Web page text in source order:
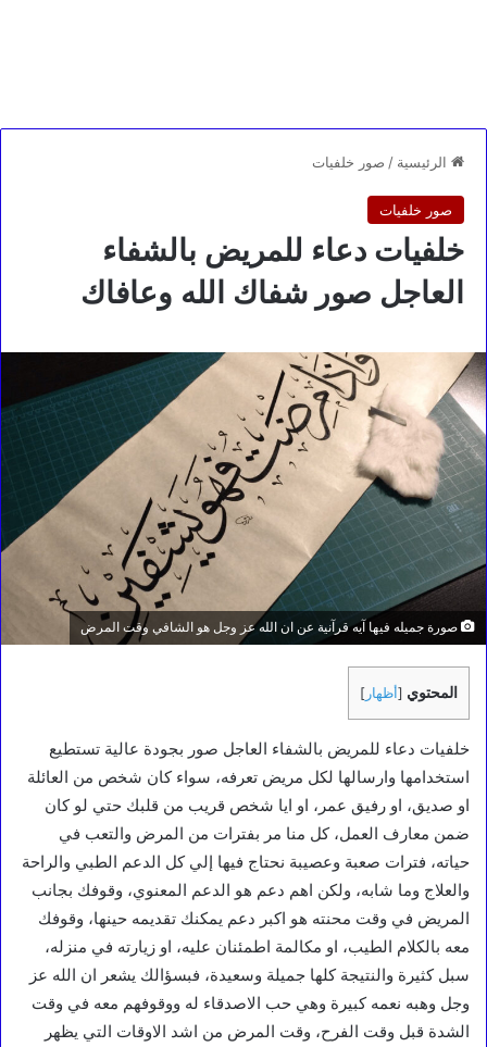
الرئيسية / صور خلفيات
صور خلفيات
خلفيات دعاء للمريض بالشفاء
العاجل صور شفاك الله وعافاك
صورة جميله فيها آيه قرآنية عن ان الله عز وجل هو الشافي وقت المرض
المحتوي [أظهار ]
خلفيات دعاء للمريض بالشفاء العاجل صور بجودة عالية تستطيع
استخدامها وارسالها لكل مريض تعرفه، سواء كان شخص من العائلة
او صديق، او رفيق عمر، او ايا شخص قريب من قلبك حتي لو كان
ضمن معارف العمل، كل منا مر بفترات من المرض والتعب في
حياته، فترات صعبة وعصيبة نحتاج فيها إلي كل الدعم الطبي والراحة
والعلاج وما شابه، ولكن اهم دعم هو الدعم المعنوي، وقوفك بجانب
المريض في وقت محنته هو اكبر دعم يمكنك تقديمه حينها، وقوفك
معه بالكلام الطيب، او مكالمة اطمئنان عليه، او زيارته في منزله،
سبل كثيرة والنتيجة كلها جميلة وسعيدة، فبسؤالك يشعر ان الله عز
وجل وهبه نعمه كبيرة وهي حب الاصدقاء له ووقوفهم معه في وقت
الشدة قبل وقت الفرح، وقت المرض من اشد الاوقات التي يظهر